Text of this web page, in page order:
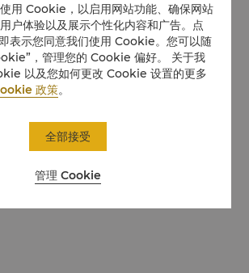
用 Cookie，以启用网站功能、确保网站
户体验以及展示个性化内容和广告。点
表示您同意我们使用 Cookie。您可以随
，管理您的 Cookie 偏好。 关于我
以及您如何更改 Cookie 设置的更多
政策。
管理 Cookie
全部接受